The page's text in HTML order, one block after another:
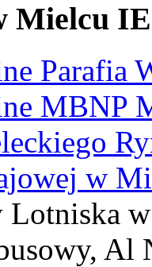
Mielcu IE
Parafia
MBNP
w
Lotniska
Al